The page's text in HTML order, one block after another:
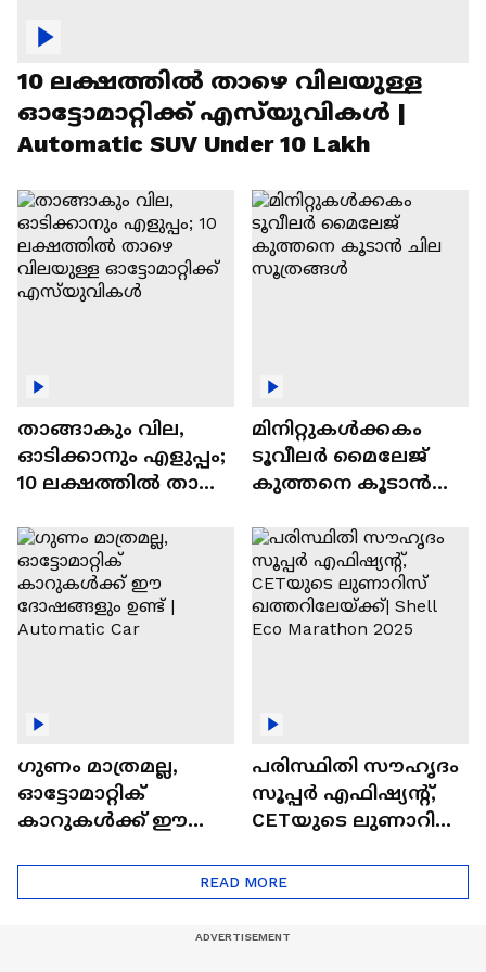
10 ലക്ഷത്തിൽ താഴെ വിലയുള്ള
ഓട്ടോമാറ്റിക്ക് എസ്‍യുവികൾ |
Automatic SUV Under 10 Lakh
താങ്ങാകും വില,
ഓടിക്കാനും എളുപ്പം;
10 ലക്ഷത്തിൽ താഴെ
ഓട്ടോമാറ്റിക്ക്
എസ്‍യുവികൾ
മിനിറ്റുകൾക്കകം
ടൂവീലർ മൈലേജ്
കുത്തനെ കൂടാൻ
ഗുണം മാത്രമല്ല,
ഓട്ടോമാറ്റിക്
കാറുകൾക്ക് ഈ
പരിസ്ഥിതി സൗഹൃദം
സൂപ്പർ എഫിഷ്യന്റ്,
CETയുടെ ലുണാറിസ്
Eco Marathon 2025
READ MORE